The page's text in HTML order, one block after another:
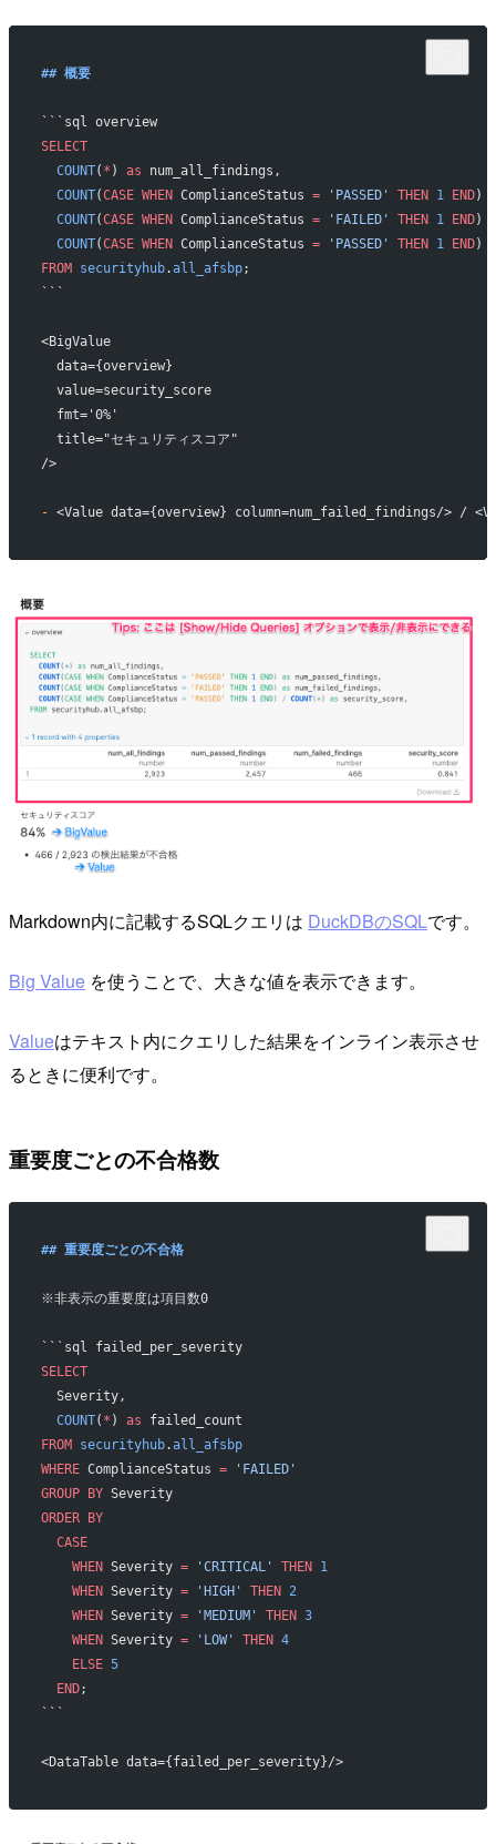
## 概要
```sql overview
SELECT
  COUNT
( * ) as num_all_findings,
  COUNT
(CASE WHEN ComplianceStatus = 'PASSED' THEN 1 END)
  COUNT
(CASE WHEN ComplianceStatus = 'FAILED' THEN 1 END)
  COUNT
(CASE WHEN ComplianceStatus = 'PASSED' THEN 1 END)
FROM securityhub.all_afsbp;
```
<BigValue
  data={overview}
  value=security_score
  fmt='0%'
  title="セキュリティスコア"
/>
- <Value data={overview} column=num_failed_findings/> /
Markdown内に記載するSQLクエリは DuckDBのSQLです。
Big Value を使うことで、大きな値を表示できます。
Valueはテキスト内にクエリした結果をインライン表示させ
るときに便利です。
重要度ごとの不合格数
## 重要度ごとの不合格
※非表示の重要度は項目数0
```sql failed_per_severity
SELECT
  Severity,
  COUNT
( * ) as failed_count
FROM securityhub.all_afsbp
WHERE ComplianceStatus = 'FAILED'
GROUP BY Severity
ORDER BY
  CASE
    WHEN
Severity = 'CRITICAL' THEN 1
    WHEN
Severity = 'HIGH' THEN 2
    WHEN
Severity = 'MEDIUM' THEN 3
    WHEN
Severity = 'LOW' THEN 4
    ELSE
5
  END
;
```
<DataTable data={failed_per_severity}/>